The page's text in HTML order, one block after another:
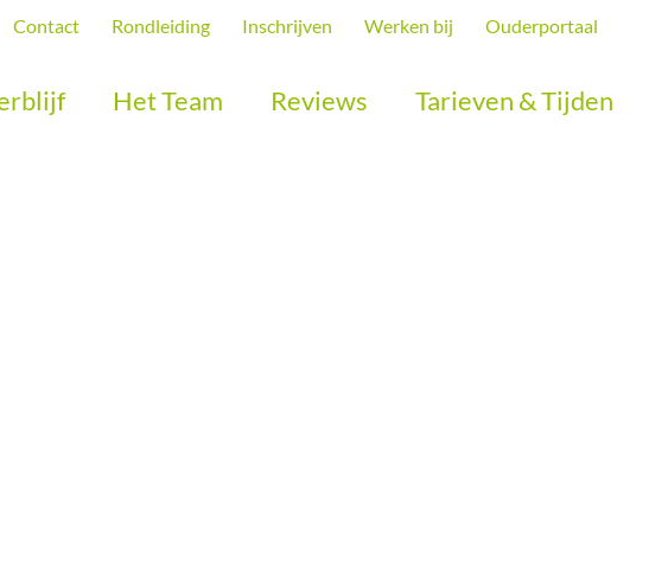
Contact Rondleiding Inschrijven Werken bij Ouderportaal
Het Team Reviews Tarieven & Tijden